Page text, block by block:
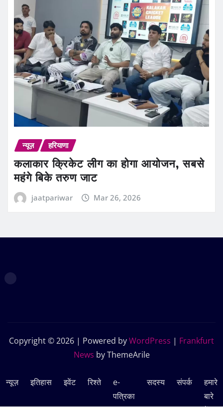
न्यूज़ हरियाणा
कलाकार क्रिकेट लीग का होगा आयोजन, सबसे
महंगे बिके तरुण जाट
jaatpariwar Mar 26, 2026
Copyright © 2026 | Powered byWordPress | Frankfurt
News by ThemeArile
न्यूज़ इतिहास इवेंट रिश्ते
e-
पत्रिका
सदस्‍य संपर्क
हमारे
बारे
में